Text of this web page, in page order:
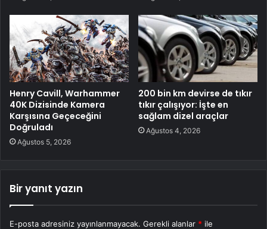
Henry Cavill, Warhammer
40K Dizisinde Kamera
Karşısına Geçeceğini
Doğruladı
Ağustos 5, 2026
200 bin km devirse de tıkır
tıkır çalışıyor: İşte en
sağlam dizel araçlar
Ağustos 4, 2026
Bir yanıt yazın
E-posta adresiniz yayınlanmayacak. Gerekli alanlar * ile